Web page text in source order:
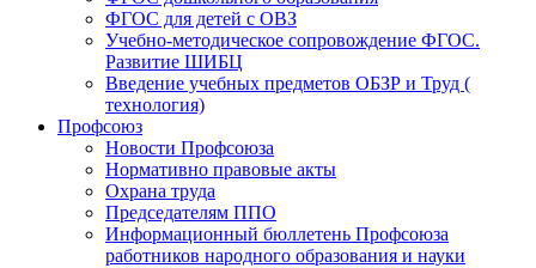
ФГОС для детей с ОВЗ
Учебно-методическое сопровождение ФГОС.
Развитие ШИБЦ
Введение учебных предметов ОБЗР и Труд (
технология)
Профсоюз
Новости Профсоюза
Нормативно правовые акты
Охрана труда
Председателям ППО
Информационный бюллетень Профсоюза
работников народного образования и науки